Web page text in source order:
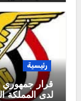
رئيسية
قرار جمهوري
لدى المملكة